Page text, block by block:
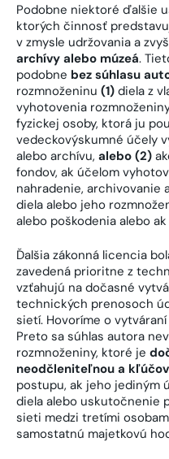
Podobne niektoré ďalšie
ktorých činnosť
v zmysle udržovania a
archívy alebo múzeá.
podobne bez súhlasu
rozmnoženinu (1) diela z
vyhotovenia
fyzickej osoby, ktorá ju
vedeckovýskumné účely
alebo archívu, alebo (2)
fondov, ak účelom
nahradenie, archivovanie
diela alebo jeho
alebo poškodenia alebo
Ďalšia zákonná licencia
zavedená prioritne z
vzťahujú na dočasné
technických prenosoch
sietí. Hovoríme o vytváraní
Preto sa súhlas autora
rozmnoženiny, ktoré je
neodčleniteľnou a
postupu, ak jeho jediným
diela alebo uskutočnenie
sieti medzi tretími
samostatnú majetkovú